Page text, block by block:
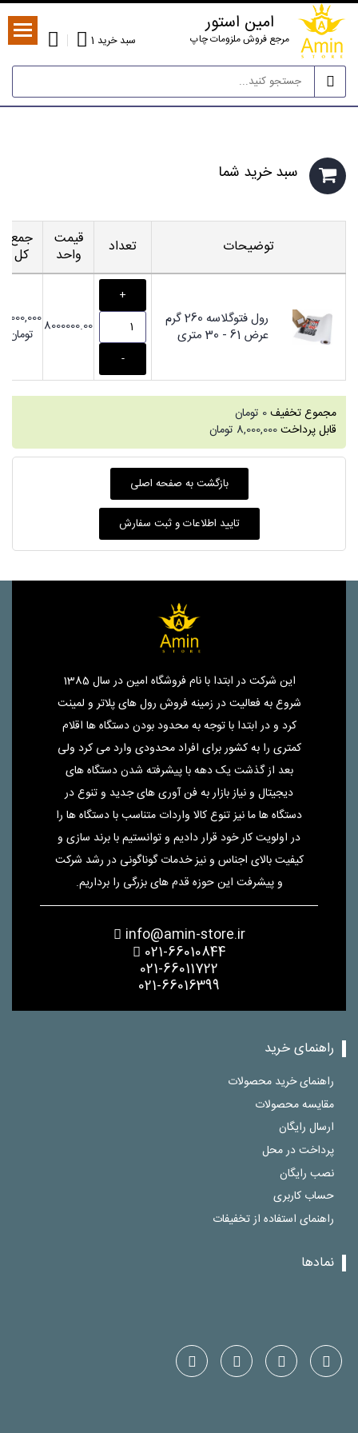
امین استور
مرجع فروش ملزومات چاپ سبد خرید 1
سبد خريد شما
توضیحات تعداد قیمت
واحد
جمع
کل
رول فتوگلاسه 260 گرم
عرض 61 - 30 متری
8000000.00
8,000,000
تومان
مجموع تخفیف0 تومان
قابل پرداخت8,000,000 تومان
این شرکت در ابتدا با نام فروشگاه امین در سال 1385
شروع به فعالیت در زمینه فروش رول های پلاتر و لمینت
کرد و در ابتدا با توجه به محدود بودن دستگاه ها اقلام
کمتری را به کشور برای افراد محدودی وارد می کرد ولی
بعد از گذشت یک دهه با پیشرفته شدن دستگاه های
دیجیتال و نیاز بازار به فن آوری های جدید و تنوع در
دستگاه ها ما نیز تنوع کالا واردات متناسب با دستگاه ها را
در اولویت کار خود قرار دادیم و توانستیم با برند سازی و
کیفیت بالای اجناس و نیز خدمات گوناگونی در رشد شرکت
و پیشرفت این حوزه قدم های بزرگی را برداریم.
info@amin-store.ir
021-66010844
021-66011722
021-66016399
راهنمای خرید
راهنمای خرید محصولات
مقایسه محصولات
ارسال رایگان
پرداخت در محل
نصب رایگان
حساب کاربری
راهنمای استفاده از تخفیفات
نمادها